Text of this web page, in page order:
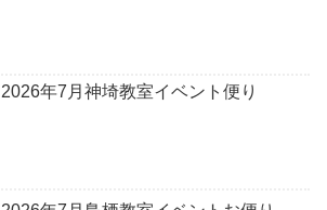
2026年7月神埼教室イベント便り